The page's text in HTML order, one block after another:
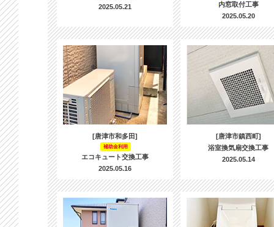
2025.05.21
内窓取付工事
2025.05.20
[唐津市和多田]
補助金利用
エコキュート交換工事
2025.05.16
[唐津市鎮西町]
浴室換気扇交換工事
2025.05.14